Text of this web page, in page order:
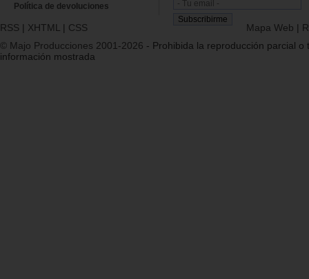
Política de devoluciones
RSS | XHTML | CSS Mapa Web |
© Majo Producciones 2001-2026 - Prohibida la reproducción parcial o
información mostrada